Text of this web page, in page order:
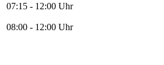
07:15 - 12:00 Uhr
08:00 - 12:00 Uhr